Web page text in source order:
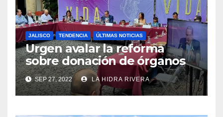
JALISCO TENDENCIA ÚLTIMAS NOTICIAS
Urgen avalar la reforma
sobre donación de órganos
en Jalisco.
SEP 27, 2022 LA HIDRA RIVERA